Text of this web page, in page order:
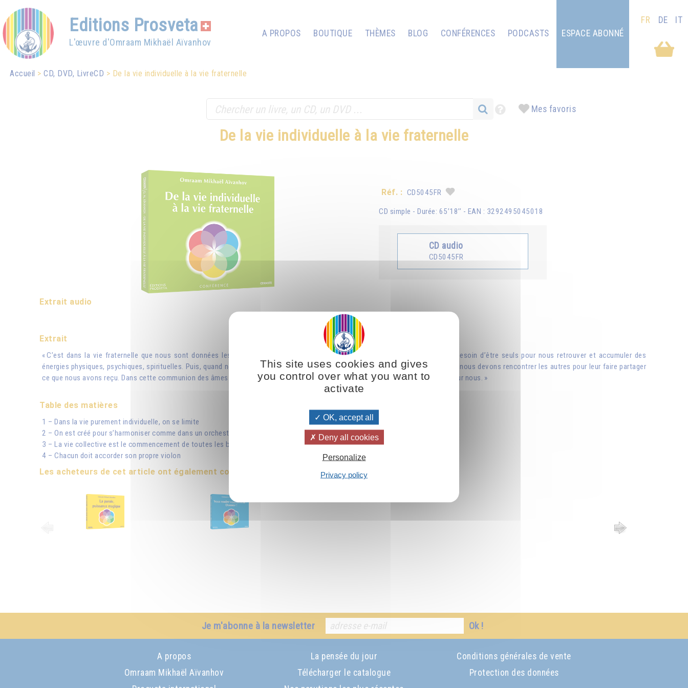
Editions Prosveta
L'œuvre d'Omraam Mikhaël Aïvanhov
A PROPOS BOUTIQUE THÈMES BLOG CONFÉRENCES PODCASTS ESPACE ABONNÉ
FR DE IT
Accueil CD, DVD, LivreCD De la vie individuelle à la vie fraternelle
Mes favoris
De la vie individuelle à la vie fraternelle
Réf. : CD5045FR
CD simple - Durée: 65’18’’ - EAN : 3292495045018
CD audio
CD5045FR
Extrait audio
Extrait
« C’est dans la vie fraternelle que nous sont données les meilleures conditions d’évolution. En tant qu’individus nous avons besoin d’être seuls pour nous retrouver et accumuler des
énergies physiques, psychiques, spirituelles. Puis, quand nous nous sommes rechargés et que nous nous sentons riches et forts, nous devons rencontrer les autres pour leur faire partager
ce que nous avons reçu. Dans cette communion des âmes et des esprits nous sentons que l’espace infini commence à s’ouvrir pour nous. »
Table des matières
1 – Dans la vie purement individuelle, on se limite
2 – On est créé pour s’harmoniser comme dans un orchestre
3 – La vie collective est le commencement de toutes les bénédictions
4 – Chacun doit accorder son propre violon
Les acheteurs de cet article ont également commandé :
Je m'abonne à la newsletter Ok !
A propos
Omraam Mikhaël Aïvanhov
La pensée du jour
Télécharger le catalogue
Conditions générales de vente
Protection des données
This site uses cookies and gives
you control over what you want to
activate
OK, accept all
Deny all cookies
Personalize
Privacy policy